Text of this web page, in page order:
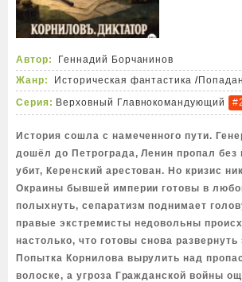
Автор:
Геннадий Борчанинов
Жанр:
Историческая фантастика /
Серия: Верховный Главнокомандующий
История сошла с намеченного пути.
дошёл до Петрограда, Ленин пропал без
убит, Керенский арестован. Но кризис
Окраины бывшей империи готовы в
полыхнуть, сепаратизм поднимает
правые экстремисты недовольны
настолько, что готовы снова
Попытка Корнилова вырулить над
волоске, а угроза Гражданской войны